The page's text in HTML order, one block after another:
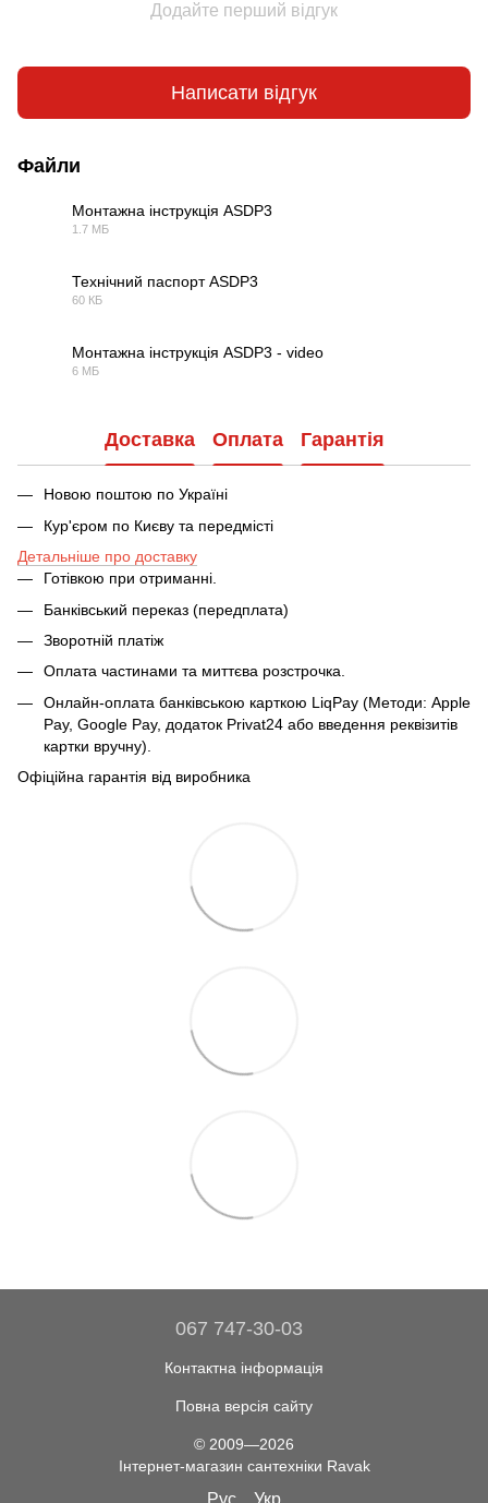
Додайте перший відгук
Написати відгук
Файли
Монтажна інструкція ASDP3
1.7 МБ
Технічний паспорт ASDP3
60 КБ
Монтажна інструкція ASDP3 - video
6 МБ
Доставка Оплата Гарантія
Новою поштою по Україні
Кур'єром по Києву та передмісті
Детальніше про доставку
Готівкою при отриманні.
Банківський переказ (передплата)
Зворотній платіж
Оплата частинами та миттєва розстрочка.
Онлайн-оплата банківською карткою LiqPay (Методи: Apple
Pay, Google Pay, додаток Privat24 або введення реквізитів
картки вручну).
Офіційна гарантія від виробника
067 747-30-03
Контактна інформація
Повна версія сайту
© 2009—2026
Інтернет-магазин сантехніки Ravak
Рус Укр